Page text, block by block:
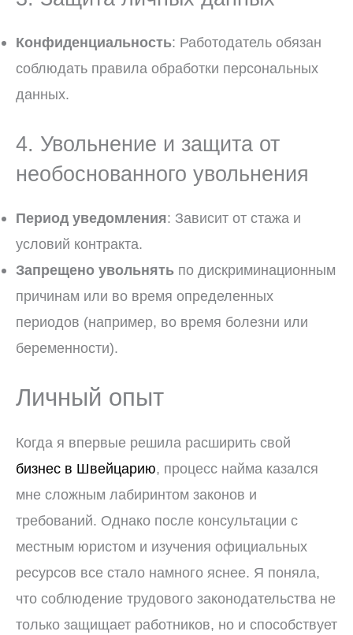
Конфиденциальность: Работодатель обязан
соблюдать правила обработки персональных
данных.
4. Увольнение и защита от
необоснованного увольнения
Период уведомления: Зависит от стажа и
условий контракта.
Запрещено увольнять по дискриминационным
причинам или во время определенных
периодов (например, во время болезни или
беременности).
Личный опыт
Когда я впервые решила расширить свой
бизнес в Швейцарию, процесс найма казался
мне сложным лабиринтом законов и
требований. Однако после консультации с
местным юристом и изучения официальных
ресурсов все стало намного яснее. Я поняла,
что соблюдение трудового законодательства не
только защищает работников, но и способствует